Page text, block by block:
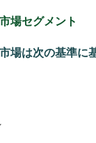
場セグメント
場は次の基準に